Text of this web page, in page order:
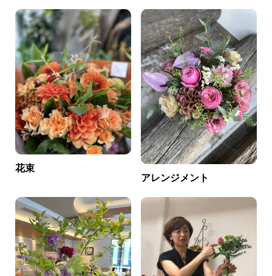
花束
アレンジメント